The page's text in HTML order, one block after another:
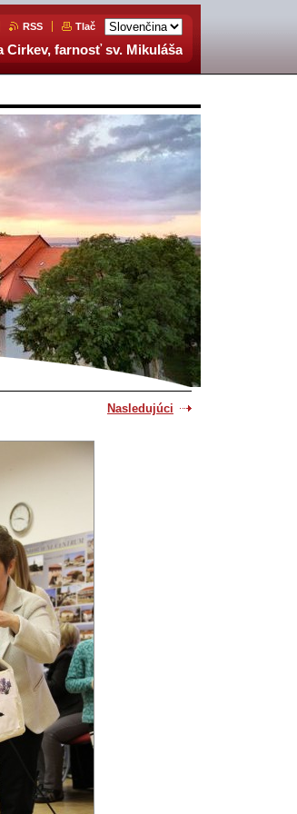
RSS Tlač
Cirkev, farnosť sv. Mikuláša
Nasledujúci